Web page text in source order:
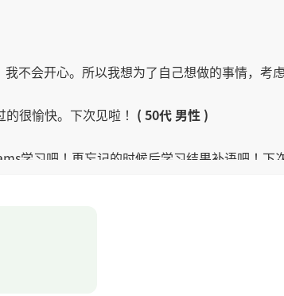
不会开心。所以我想为了自己想做的事情，考
很愉快。下次见啦！ ( 50代 男性 )
学习吧！再忘记的时候后学习结果补语吧！下